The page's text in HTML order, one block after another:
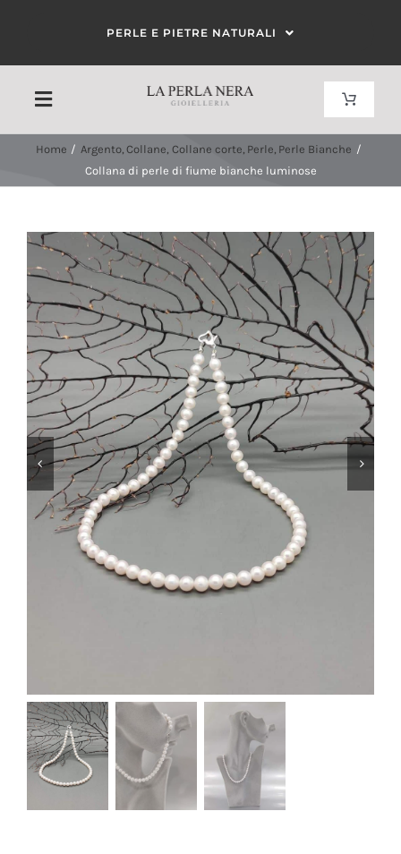
contenuto
PERLE E PIETRE NATURALI
Toggle
Navigation
HOME
CORALLO
PERLE
SHOP
PRODOTTI
CONTATTI
Toggle
Carrello
Home Argento Collane Collane corte Perle Perle Bianche
Collana di perle di fiume bianche luminose